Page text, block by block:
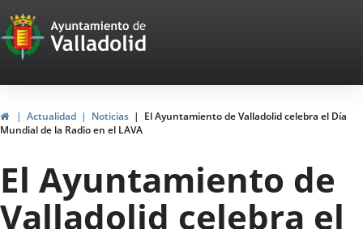
Portal
Web
del
Ayuntamiento
de
Valladolid
InicioActualidad Noticias
El Ayuntamiento de Valladolid celebra el Día
Mundial de la Radio en el LAVA
El Ayuntamiento de
Valladolid celebra el